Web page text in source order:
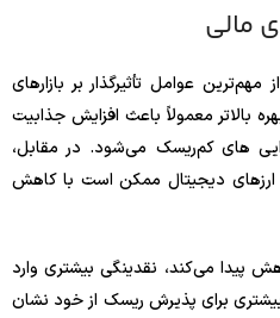
مالی
عوامل تأثیرگذار بر بازارهای
معمولاً باعث افزایش جذابیت
های کم‌ریسک می‌شود. در مقابل،
ارزهای دیجیتال ممکن است با کاهش
پیدا می‌کند، نقدینگی بیشتری وارد
بیشتری برای پذیرش ریسک از خود نشان